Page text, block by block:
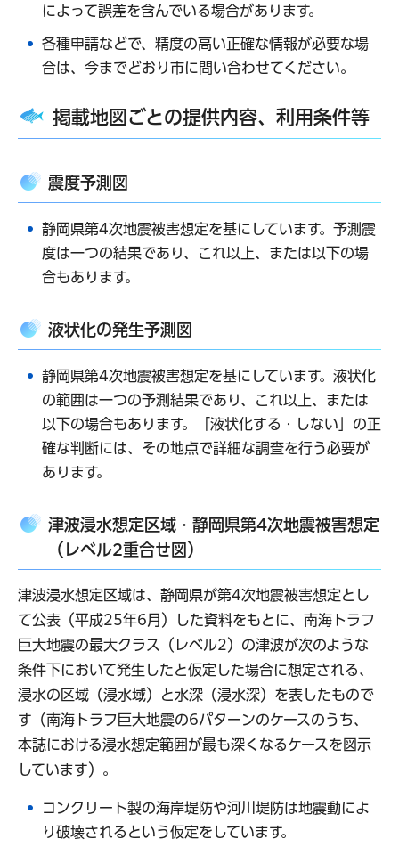
によって誤差を含んでいる場合があります。
各種申請などで、精度の高い正確な情報が必要な場
合は、今までどおり市に問い合わせてください。
掲載地図ごとの提供内容、利用条件等
震度予測図
静岡県第4次地震被害想定を基にしています。予測震
度は一つの結果であり、これ以上、または以下の場
合もあります。
液状化の発生予測図
静岡県第4次地震被害想定を基にしています。液状化
の範囲は一つの予測結果であり、これ以上、または
以下の場合もあります。「液状化する・しない」の正
確な判断には、その地点で詳細な調査を行う必要が
あります。
津波浸水想定区域・静岡県第4次地震被害想定
（レベル2重合せ図）
津波浸水想定区域は、静岡県が第4次地震被害想定とし
て公表（平成25年6月）した資料をもとに、南海トラフ
巨大地震の最大クラス（レベル2）の津波が次のような
条件下において発生したと仮定した場合に想定される、
浸水の区域（浸水域）と水深（浸水深）を表したもので
す（南海トラフ巨大地震の6パターンのケースのうち、
本誌における浸水想定範囲が最も深くなるケースを図示
しています）。
コンクリート製の海岸堤防や河川堤防は地震動によ
り破壊されるという仮定をしています。